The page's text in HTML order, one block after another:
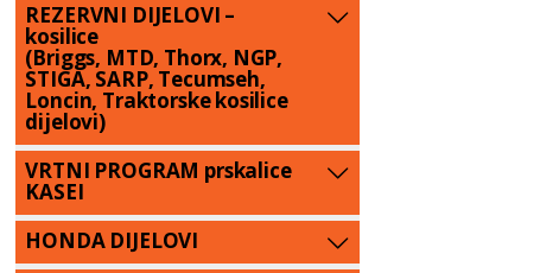
REZERVNI DIJELOVI –
kosilice
(Briggs, MTD, Thorx, NGP,
STIGA, SARP, Tecumseh,
Loncin, Traktorske kosilice
dijelovi)
VRTNI PROGRAM prskalice
KASEI
HONDA DIJELOVI